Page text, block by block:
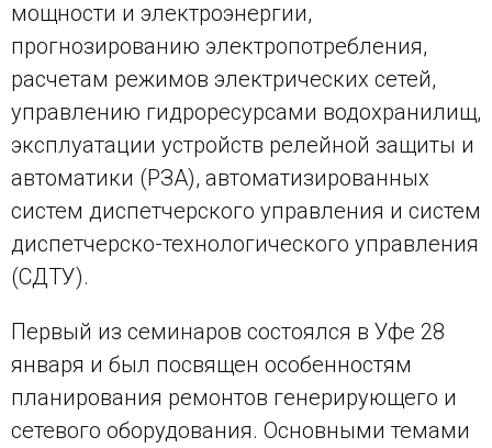
мощности и электроэнергии,
прогнозированию электропотребления,
расчетам режимов электрических сетей,
управлению гидроресурсами водохранилищ,
эксплуатации устройств релейной защиты и
автоматики (РЗА), автоматизированных
систем диспетчерского управления и систем
диспетчерско-технологического управления
(СДТУ).
Первый из семинаров состоялся в Уфе 28
января и был посвящен особенностям
планирования ремонтов генерирующего и
сетевого оборудования. Основными темами